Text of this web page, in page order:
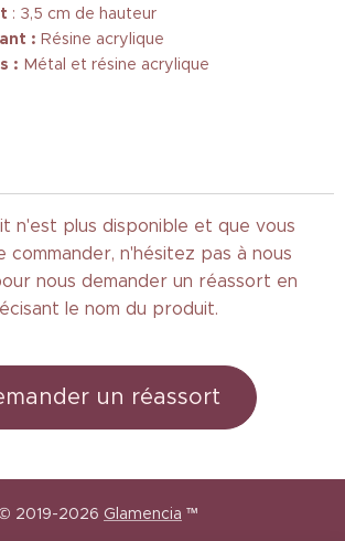
: 3,5 cm de hauteur
: Résine acrylique
: Métal et résine acrylique
n'est plus disponible et que vous
commander, n'hésitez pas à nous
nous demander un réassort en
le nom du produit.
un réassort
2019-2026 Glamencia ™